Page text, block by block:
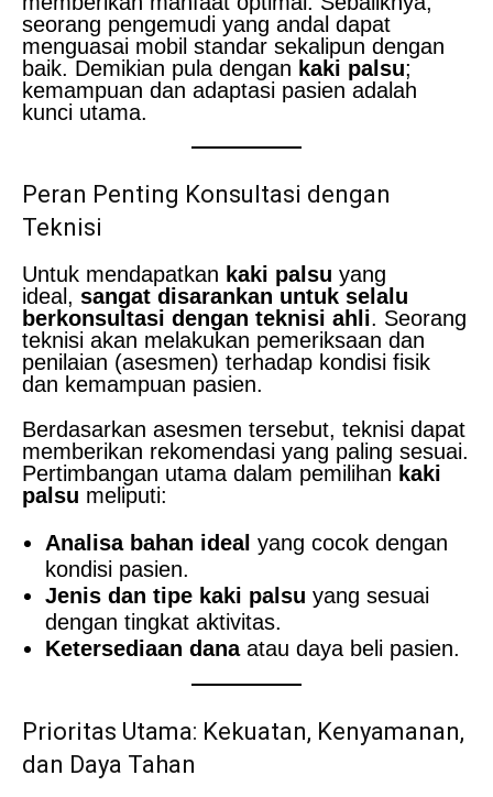
seorang pengemudi yang andal dapat
menguasai mobil standar sekalipun dengan
baik. Demikian pula dengan kaki palsu;
kemampuan dan adaptasi pasien adalah
kunci utama.
Peran Penting Konsultasi dengan
Teknisi
Untuk mendapatkan kaki palsu yang
ideal, sangat disarankan untuk selalu
berkonsultasi dengan teknisi ahli. Seorang
teknisi akan melakukan pemeriksaan dan
penilaian (asesmen) terhadap kondisi fisik
dan kemampuan pasien.
Berdasarkan asesmen tersebut, teknisi dapat
memberikan rekomendasi yang paling sesuai.
Pertimbangan utama dalam pemilihan kaki
palsu meliputi:
Analisa bahan ideal yang cocok dengan
kondisi pasien.
Jenis dan tipe kaki palsu yang sesuai
dengan tingkat aktivitas.
Ketersediaan danaatau daya beli pasien.
Prioritas Utama: Kekuatan, Kenyamanan,
dan Daya Tahan